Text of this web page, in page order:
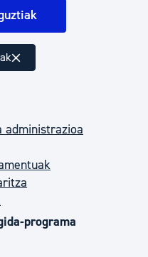
administrazioa
programa